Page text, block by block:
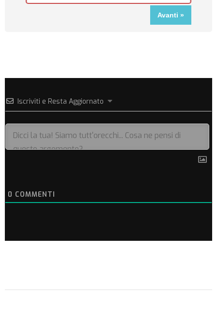
Iscriviti e Resta Aggiornato
0 COMMENTI